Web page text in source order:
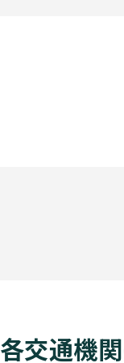
各交通機